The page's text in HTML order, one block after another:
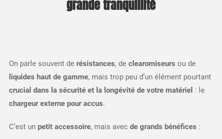
grande tranquillité
On parle souvent de résistances, de clearomiseurs ou de
liquides haut de gamme, mais trop peu d’un élément pourtant
crucial dans la sécurité et la longévité de votre matériel : le
chargeur externe pour accus.
C’est un petit accessoire, mais avec de grands bénéfices :